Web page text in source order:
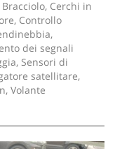
Cerchi in
Controllo
dei segnali
Sensori di
satellitare,
Volante